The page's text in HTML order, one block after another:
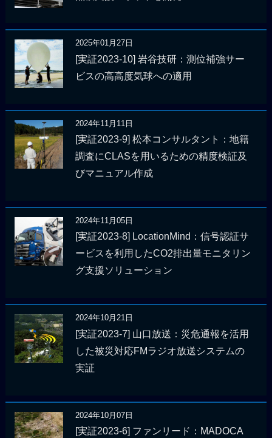
2025年01月27日
[実証2023-10] 岩谷技研：測位補強サー
ビスの高高度気球への適用
2024年11月11日
[実証2023-9] 松本コンサルタント：地籍
調査にCLASを用いるための精度検証及
びマニュアル作成
2024年11月05日
[実証2023-8] LocationMind：信号認証サ
ービスを利用したCO2排出量モニタリン
グ支援ソリューション
2024年10月21日
[実証2023-7] 山口放送：災危通報を活用
した被災対応FMラジオ放送システムの
実証
2024年10月07日
[実証2023-6] ファンリード：MADOCA